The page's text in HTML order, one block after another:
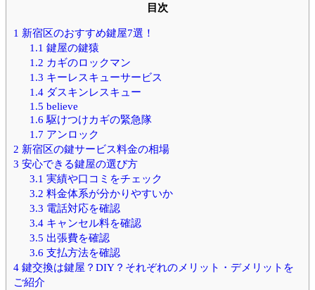
目次
1 新宿区のおすすめ鍵屋7選！
1.1 鍵屋の鍵猿
1.2 カギのロックマン
1.3 キーレスキューサービス
1.4ダスキンレスキュー
1.5 believe
1.6 駆けつけカギの緊急隊
1.7 アンロック
2 新宿区の鍵サービス料金の相場
3 安心できる鍵屋の選び方
3.1 実績や口コミをチェック
3.2 料金体系が分かりやすいか
3.3 電話対応を確認
3.4キャンセル料を確認
3.5 出張費を確認
3.6 支払方法を確認
4 鍵交換は鍵屋？DIY？それぞれのメリット・デメリットを
ご紹介